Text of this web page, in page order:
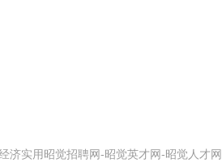
实用昭觉招聘网-昭觉英才网-昭觉人才